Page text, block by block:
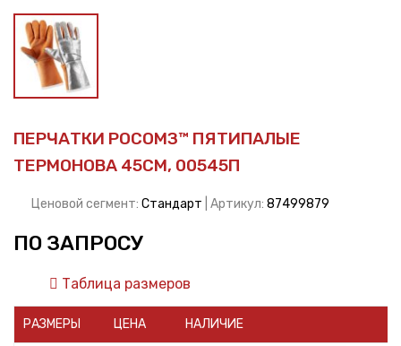
ПЕРЧАТКИ РОСОМЗ™ ПЯТИПАЛЫЕ
ТЕРМОНОВА 45СМ, 00545П
Ценовой сегмент: Стандарт | Артикул: 87499879
ПО ЗАПРОСУ
Таблица размеров
РАЗМЕРЫ ЦЕНА НАЛИЧИЕ